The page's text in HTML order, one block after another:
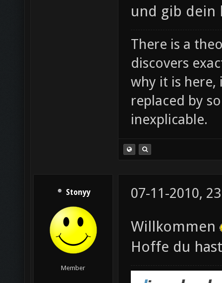
und gib dein
There is a
discovers
why it is here,
replaced by
inexplicable.
Stonyy
Member
07-11-2010,
Willkommen
Hoffe du